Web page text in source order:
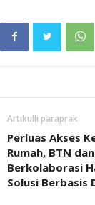
Artikulli paraprak
Perluas Akses
Rumah, BTN dan
Berkolaborasi
Solusi Berbasis